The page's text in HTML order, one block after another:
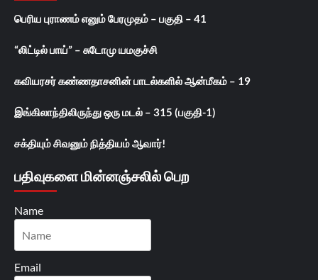
பெரிய புராணம் எனும் பேரமுதம் – பகுதி – 41
“லிட்டில் பாய்” – சுடோமு யமகுச்சி
கவியரசர் கண்ணதாசனின் பாடல்களில் ஆன்மீகம் – 19
இங்கிலாந்திலிருந்து ஒரு மடல் – 315 (பகுதி-1)
சக்தியும் சிவனும் நித்தியம் ஆவார்!
பதிவுகளை மின்னஞ்சலில் பெற
Name
Email